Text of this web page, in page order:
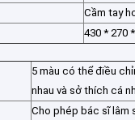
Cầm tay
430 * 270
5 màu có thể điều
nhau và sở thích cá
Cho phép bác sĩ lâm